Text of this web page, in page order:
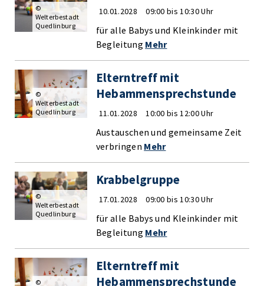
10.01.2028 09:00 bis 10:30 Uhr
für alle Babys und Kleinkinder mit
Begleitung Mehr
©
Welterbestadt
Quedlinburg
Elterntreff mit
Hebammensprechstunde
11.01.2028 10:00 bis 12:00 Uhr
Austauschen und gemeinsame Zeit
verbringen Mehr
©
Welterbestadt
Quedlinburg
Krabbelgruppe
17.01.2028 09:00 bis 10:30 Uhr
für alle Babys und Kleinkinder mit
Begleitung Mehr
©
Welterbestadt
Quedlinburg
Elterntreff mit
Hebammensprechstunde
©